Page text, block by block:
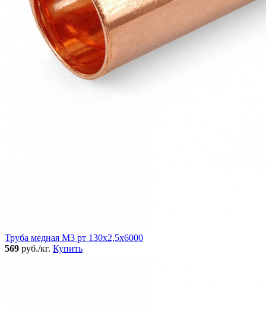
Труба медная М3 рт 130х2,5х6000
569 руб./кг. Купить